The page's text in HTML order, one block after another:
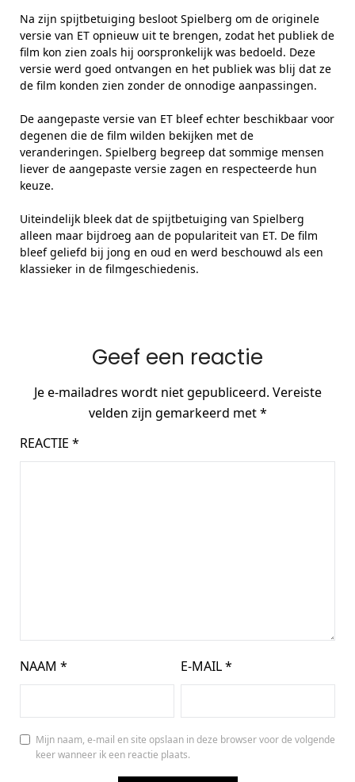
Na zijn spijtbetuiging besloot Spielberg om de originele
versie van ET opnieuw uit te brengen, zodat het publiek de
film kon zien zoals hij oorspronkelijk was bedoeld. Deze
versie werd goed ontvangen en het publiek was blij dat ze
de film konden zien zonder de onnodige aanpassingen.
De aangepaste versie van ET bleef echter beschikbaar voor
degenen die de film wilden bekijken met de
veranderingen. Spielberg begreep dat sommige mensen
liever de aangepaste versie zagen en respecteerde hun
keuze.
Uiteindelijk bleek dat de spijtbetuiging van Spielberg
alleen maar bijdroeg aan de populariteit van ET. De film
bleef geliefd bij jong en oud en werd beschouwd als een
klassieker in de filmgeschiedenis.
Geef een reactie
Je e-mailadres wordt niet gepubliceerd. Vereiste
velden zijn gemarkeerd met*
REACTIE *
NAAM * E-MAIL*
Mijn naam, e-mail en site opslaan in deze browser voor de volgende
keer wanneer ik een reactie plaats.